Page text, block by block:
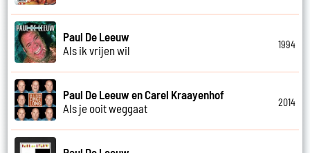
Paul De Leeuw
Als ik vrijen wil
1994
Paul De Leeuw en Carel Kraayenhof
Als je ooit weggaat
2014